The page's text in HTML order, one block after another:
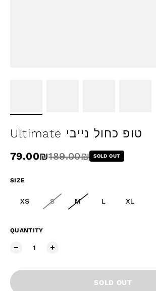
Ultimate טופ כחול נייבי
Sale price
79.00₪
Regular price
189.00₪ SOLD OUT
SIZE
XS S M L XL
QUANTITY
SOLD OUT